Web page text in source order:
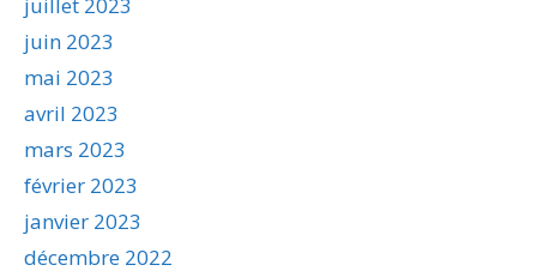
juin 2023
mai 2023
avril 2023
mars 2023
février 2023
janvier 2023
décembre 2022